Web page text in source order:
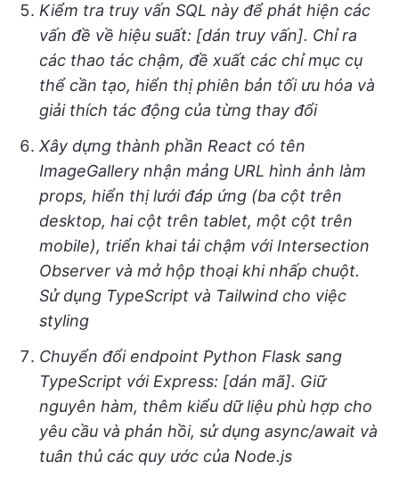
Kiểm tra truy vấn SQL này để phát hiện các
vấn đề về hiệu suất: [dán truy vấn]. Chỉ ra
các thao tác chậm, đề xuất các chỉ mục cụ
thể cần tạo, hiển thị phiên bản tối ưu hóa và
giải thích tác động của từng thay đổi
Xây dựng thành phần React có tên
ImageGallery nhận mảng URL hình ảnh làm
props, hiển thị lưới đáp ứng (ba cột trên
desktop, hai cột trên tablet, một cột trên
mobile), triển khai tải chậm với Intersection
Observer và mở hộp thoại khi nhấp chuột.
Sử dụng TypeScript và Tailwind cho việc
styling
Chuyển đổi endpoint Python Flask sang
TypeScript với Express: [dán mã]. Giữ
nguyên hàm, thêm kiểu dữ liệu phù hợp cho
yêu cầu và phản hồi, sử dụng async/await và
tuân thủ các quy ước của Node.js